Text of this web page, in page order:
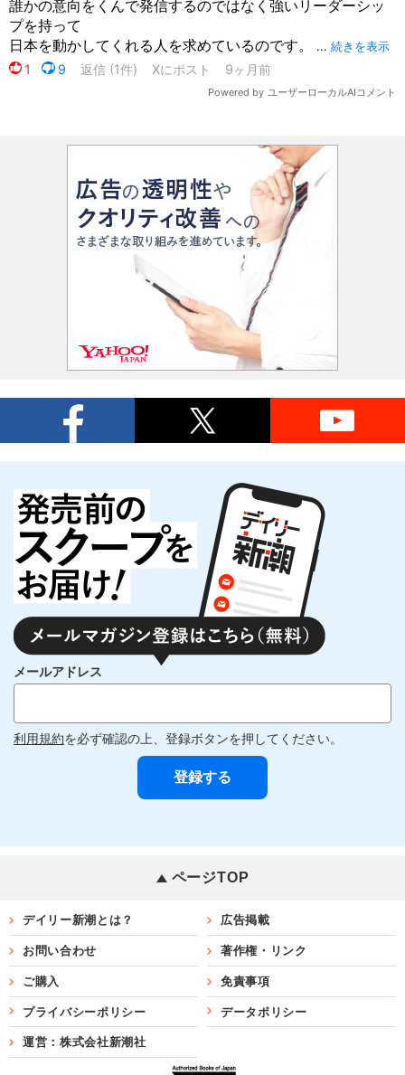
メールアドレス
利用規約を必ず確認の上、登録ボタンを押してください。
ページTOP
デイリー新潮とは？ 広告掲載
お問い合わせ 著作権・リンク
ご購入 免責事項
プライバシーポリシー データポリシー
運営：株式会社新潮社